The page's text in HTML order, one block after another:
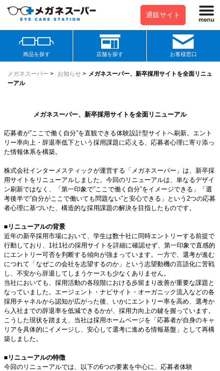
通販サイト
商品を探す 店舗を探す お客様窓口
メガネスーパー > お知らせ > メガネスーパー、新卒採用サイトを全面リニュ
ーアル
メガネスーパー、新卒採用サイトを全面リニューアル
応募者が”ここで働く自分”を直観できる体験設計型サイトへ刷新。エント
リー率向上・辞退率低下という採用課題に応える、応募者心理に寄り添っ
た情報体系を構築。
株式会社インターメスティックが運営する「メガネスーパー」は、新卒採
用サイトをリニューアルしました。今回のリニューアルは、単なるデザイ
ン刷新ではなく、「第一印象で”ここで働く自分”をイメージできる」「選
考後半で”自分がここで働いても問題ない”と安心できる」という2つの応募
者心理に基づいた、構造的な採用課題の解決を目指したものです。
■リニューアルの背景
近年の新卒採用市場において、学生は数十社に同時エントリーする前提で
行動しており、1社1社の採用サイトを詳細に確認せず、第一印象で直感的
にエントリー可否を判断する傾向が強まっています。一方で、選考が進む
につれて「なぜこの会社を志望するのか」という志望動機の言語化に苦戦
し、不安から辞退してしまうケースも少なくありません。
当社においても、採用活動の各段階における歩留まり改善が重要な課題と
なっていました。エージェント・ナビサイト・オーガニック流入などの各
採用チャネルから認知が広がった後、いかにエントリー率を高め、選考か
ら入社までの辞退率を低減できるかが、採用力向上の鍵を握っています。
こうした現状を踏まえ、当社は採用ホームページを「応募者が自身のキャ
リアを具体的にイメージし、安心して選考に進める情報基盤」として再構
築しました。
■リニューアルの特徴
今回のリニューアルでは、以下の6つの要素を中心に、応募者体験